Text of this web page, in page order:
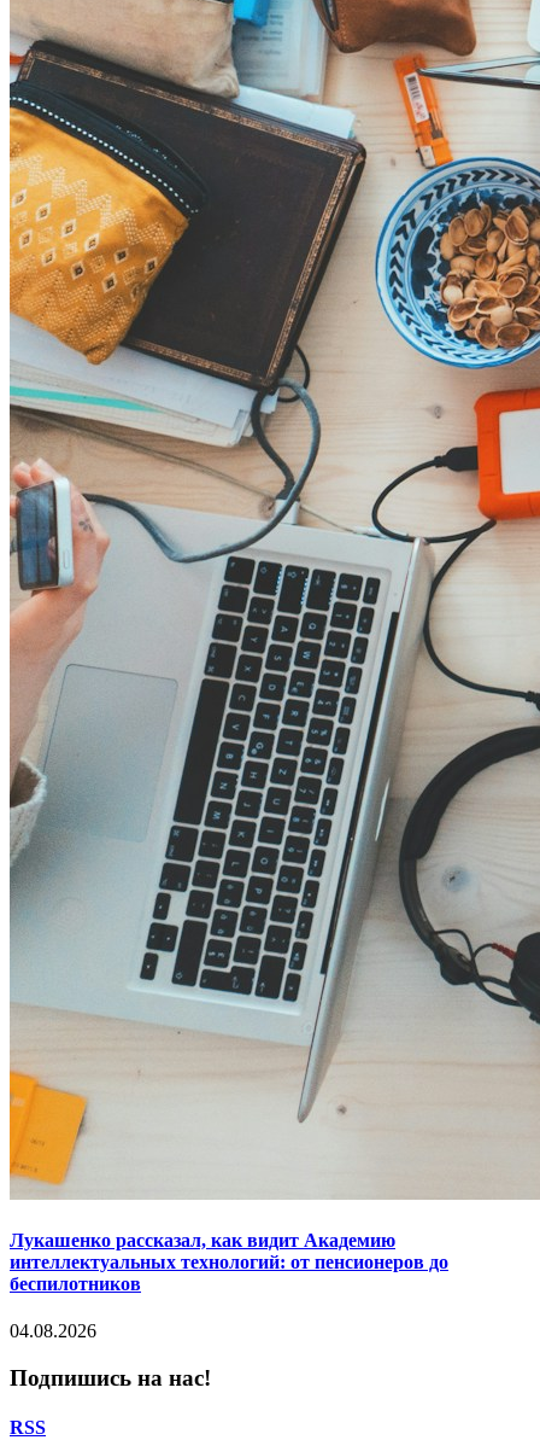
Лукашенко рассказал, как видит Академию
интеллектуальных технологий: от пенсионеров до
беспилотников
04.08.2026
Подпишись на нас!
RSS